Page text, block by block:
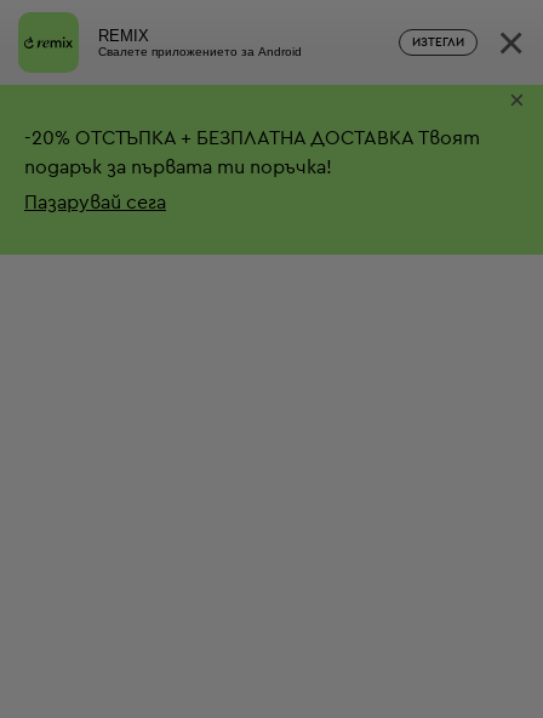
REMIX
Свалете приложението за Android
ИЗТЕГЛИ ×
-20% ОТСТЪПКА + БЕЗПЛАТНА ДОСТАВКА Твоят
подарък за първата ти поръчка!
Пазарувай сега
×